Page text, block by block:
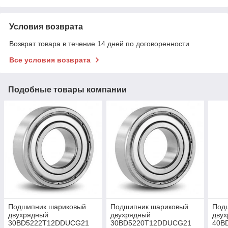
Условия возврата
Возврат товара в течение 14 дней по договоренности
Все условия возврата
Подобные товары компании
Подшипник шариковый
двухрядный
30BD5222T12DDUCG21
Подшипник шариковый
двухрядный
30BD5220T12DDUCG21